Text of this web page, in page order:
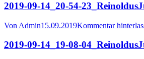
2019-09-14_20-54-
Von Admin15.09.2019Kommentar
2019-09-14_19-08-